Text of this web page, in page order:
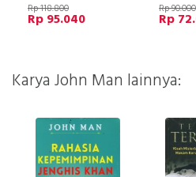
Rp 118.800
Rp 95.040
Rp 90.000
Rp
Karya John Man lainnya: